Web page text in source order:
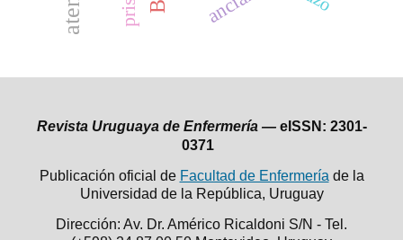
Revista Uruguaya de Enfermería — eISSN: 2301-
0371
Publicación oficial de Facultad de Enfermería de la
Universidad de la República, Uruguay
Dirección: Av. Dr. Américo Ricaldoni S/N - Tel.